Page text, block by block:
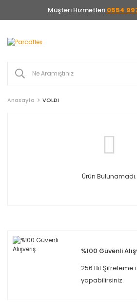
Müşteri Hizmetleri 0554
Anasayfa VOLDI
Ürün Bulunamadı.
%100 Güvenli
256 Bit Şifreleme
yapabilirsiniz.